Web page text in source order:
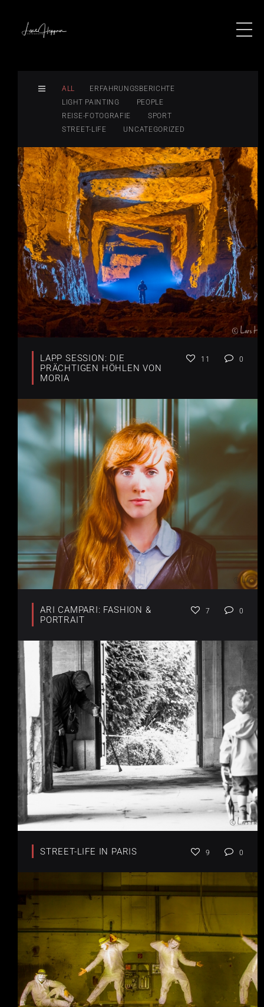
ALL
ERFAHRUNGSBERICHTE
LIGHT PAINTING
PEOPLE
REISE-FOTOGRAFIE
SPORT
STREET-LIFE
UNCATEGORIZED
LAPP SESSION: DIE
PRÄCHTIGEN HÖHLEN VON
MORIA
11 0
ARI CAMPARI: FASHION &
PORTRAIT
7 0
STREET-LIFE IN PARIS 9 0